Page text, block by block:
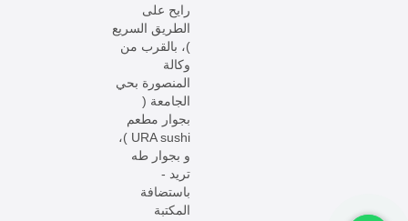
رايح على
الطريق السريع
)، بالقرب من
وكالة
المنصورة بحي
الجامعة (
بجوار مطعم
URA sushi )،
و بجوار طه
تريد -
باستضافة
المكتبة